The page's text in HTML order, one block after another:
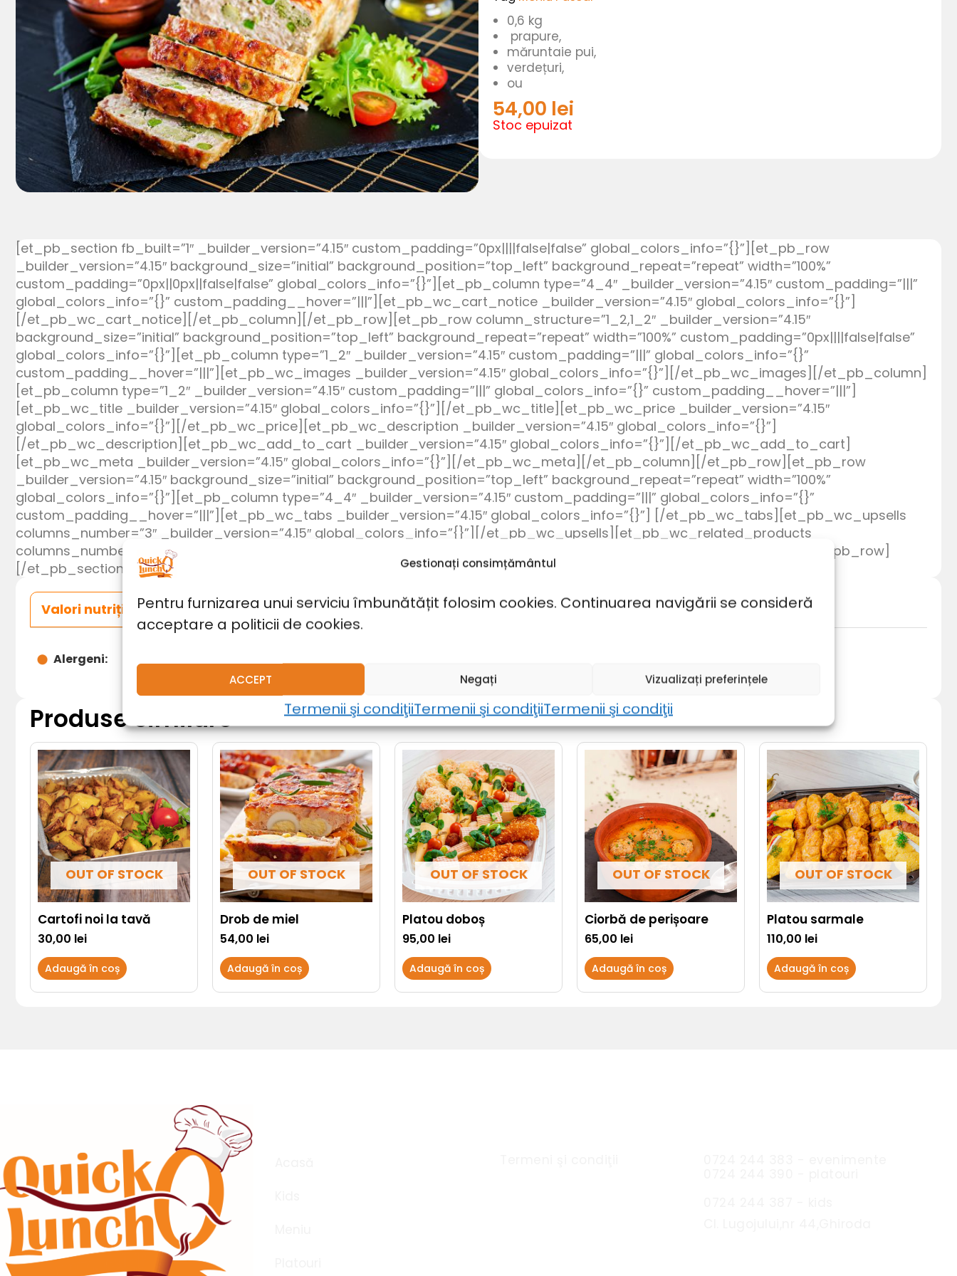
Gestionați consimțământul
Pentru furnizarea unui serviciu îmbunătățit folosim cookies. Continuarea navigării se consideră
acceptare a politicii de cookies.
ACCEPT Negați Vizualizați preferințele
Termenii şi condiţiiTermenii şi condiţiiTermenii şi condiţii
0,6 kg
prapure,
măruntaie pui,
verdețuri,
ou
54,00 lei
Stoc epuizat
[et_pb_section fb_built=”1″ _builder_version=”4.15″ custom_padding=”0px||||false|false” global_colors_info=”{}”][et_pb_row
_builder_version=”4.15″ background_size=”initial” background_position=”top_left” background_repeat=”repeat” width=”100%”
custom_padding=”0px||0px||false|false” global_colors_info=”{}”][et_pb_column type=”4_4″ _builder_version=”4.15″ custom_padding=”|||”
global_colors_info=”{}” custom_padding__hover=”|||”][et_pb_wc_cart_notice _builder_version=”4.15″ global_colors_info=”{}”]
[/et_pb_wc_cart_notice][/et_pb_column][/et_pb_row][et_pb_row column_structure=”1_2,1_2″ _builder_version=”4.15″
background_size=”initial” background_position=”top_left” background_repeat=”repeat” width=”100%” custom_padding=”0px||||false|false”
global_colors_info=”{}”][et_pb_column type=”1_2″ _builder_version=”4.15″ custom_padding=”|||” global_colors_info=”{}”
custom_padding__hover=”|||”][et_pb_wc_images _builder_version=”4.15″ global_colors_info=”{}”][/et_pb_wc_images][/et_pb_column]
[et_pb_column type=”1_2″ _builder_version=”4.15″ custom_padding=”|||” global_colors_info=”{}” custom_padding__hover=”|||”]
[et_pb_wc_title _builder_version=”4.15″ global_colors_info=”{}”][/et_pb_wc_title][et_pb_wc_price _builder_version=”4.15″
global_colors_info=”{}”][/et_pb_wc_price][et_pb_wc_description _builder_version=”4.15″ global_colors_info=”{}”]
[/et_pb_wc_description][et_pb_wc_add_to_cart _builder_version=”4.15″ global_colors_info=”{}”][/et_pb_wc_add_to_cart]
[et_pb_wc_meta _builder_version=”4.15″ global_colors_info=”{}”][/et_pb_wc_meta][/et_pb_column][/et_pb_row][et_pb_row
_builder_version=”4.15″ background_size=”initial” background_position=”top_left” background_repeat=”repeat” width=”100%”
global_colors_info=”{}”][et_pb_column type=”4_4″ _builder_version=”4.15″ custom_padding=”|||” global_colors_info=”{}”
custom_padding__hover=”|||”][et_pb_wc_tabs _builder_version=”4.15″ global_colors_info=”{}”] [/et_pb_wc_tabs][et_pb_wc_upsells
columns_number=”3″ _builder_version=”4.15″ global_colors_info=”{}”][/et_pb_wc_upsells][et_pb_wc_related_products
columns_number=”3″ _builder_version=”4.15″ global_colors_info=”{}”][/et_pb_wc_related_products][/et_pb_column][/et_pb_row]
[/et_pb_section]
Valori nutriționale și alergeni Informații Suplimentare
Alergeni:
Produse similare
OUT OF STOCK
Cartofi noi la tavă
30,00 lei
Adaugă în coș
OUT OF STOCK
Drob de miel
54,00 lei
Adaugă în coș
OUT OF STOCK
Platou doboș
95,00 lei
Adaugă în coș
OUT OF STOCK
Ciorbă de perișoare
65,00 lei
Adaugă în coș
OUT OF STOCK
Platou sarmale
110,00 lei
Adaugă în coș